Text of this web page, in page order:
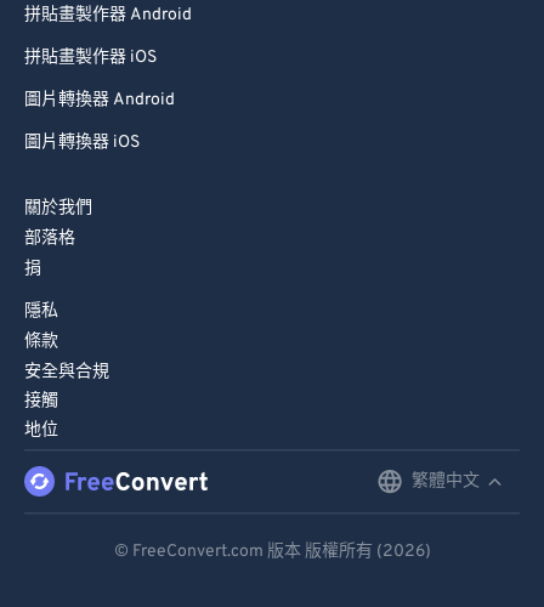
拼貼畫製作器 Android
拼貼畫製作器 iOS
圖片轉換器 Android
圖片轉換器 iOS
關於我們
部落格
捐
隱私
條款
安全與合規
接觸
地位
繁體中文
© FreeConvert.com 版本 版權所有 (2026)